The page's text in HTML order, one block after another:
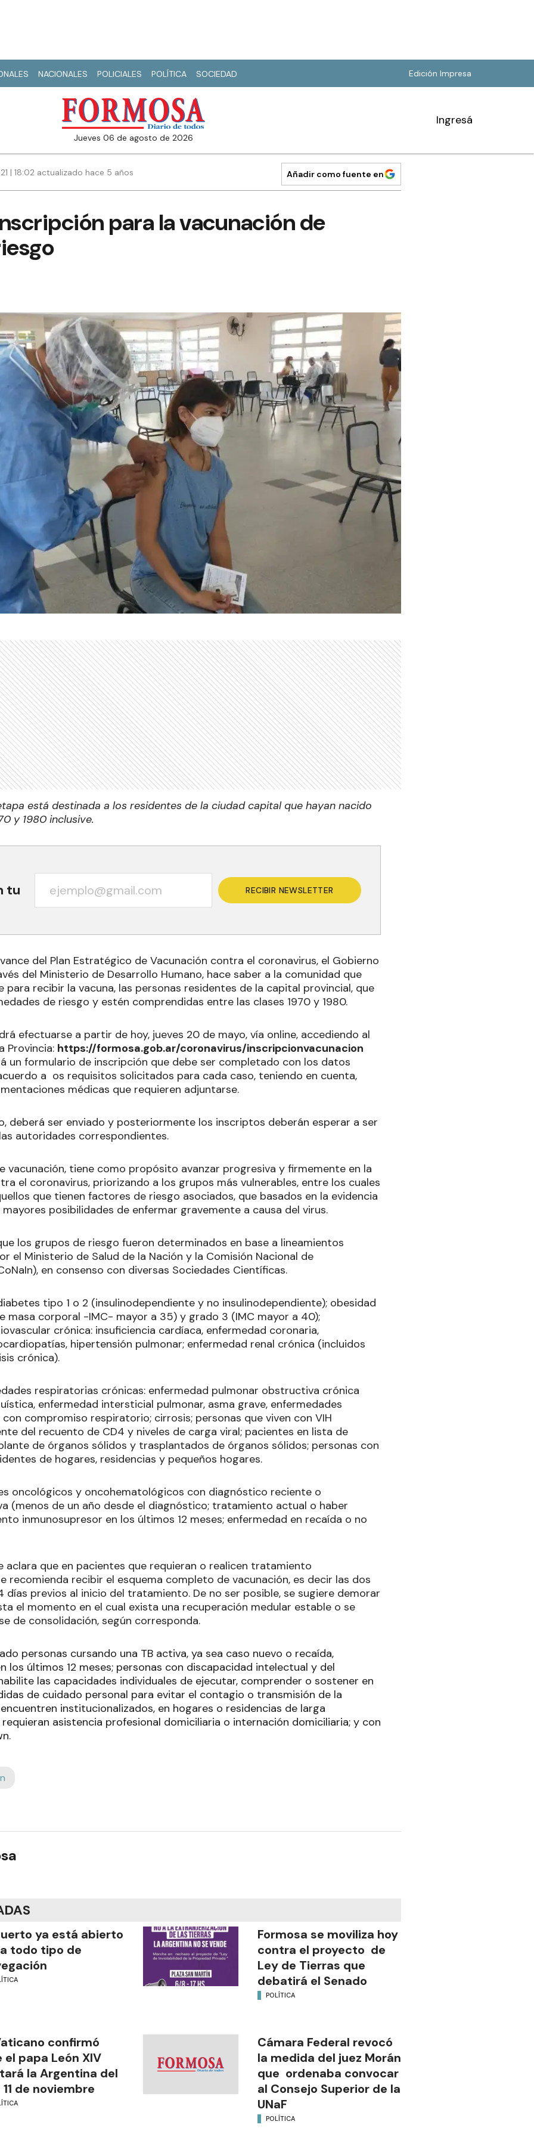
NACIONALES POLICIALES POLÍTICA SOCIEDAD Edición Impresa
jueves 06 de agosto de 2026
Ingresá
| 18:02 actualizado hace 5 años Añadir como fuente en
para la vacunación de
está destinada a los residentes de la ciudad capital que hayan nacido
y 1980 inclusive.
tu RECIBIR NEWSLETTER
del Plan Estratégico de Vacunación contra el coronavirus, el Gobierno
del Ministerio de Desarrollo Humano, hace saber a la comunidad que
para recibir la vacuna, las personas residentes de la capital provincial, que
de riesgo y estén comprendidas entre las clases 1970 y 1980.
efectuarse a partir de hoy, jueves 20 de mayo, vía online, accediendo al
Provincia: https://formosa.gob.ar/coronavirus/inscripcionvacunacion
un formulario de inscripción que debe ser completado con los datos
a os requisitos solicitados para cada caso, teniendo en cuenta,
médicas que requieren adjuntarse.
deberá ser enviado y posteriormente los inscriptos deberán esperar a ser
autoridades correspondientes.
vacunación, tiene como propósito avanzar progresiva y firmemente en la
el coronavirus, priorizando a los grupos más vulnerables, entre los cuales
que tienen factores de riesgo asociados, que basados en la evidencia
posibilidades de enfermar gravemente a causa del virus.
los grupos de riesgo fueron determinados en base a lineamientos
el Ministerio de Salud de la Nación y la Comisión Nacional de
en consenso con diversas Sociedades Científicas.
tipo 1 o 2 (insulinodependiente y no insulinodependiente); obesidad
masa corporal -IMC- mayor a 35) y grado 3 (IMC mayor a 40);
crónica: insuficiencia cardíaca, enfermedad coronaria,
hipertensión pulmonar; enfermedad renal crónica (incluidos
crónica).
respiratorias crónicas: enfermedad pulmonar obstructiva crónica
enfermedad intersticial pulmonar, asma grave, enfermedades
compromiso respiratorio; cirrosis; personas que viven con VIH
del recuento de CD4 y niveles de carga viral; pacientes en lista de
de órganos sólidos y trasplantados de órganos sólidos; personas con
de hogares, residencias y pequeños hogares.
oncológicos y oncohematológicos con diagnóstico reciente o
(menos de un año desde el diagnóstico; tratamiento actual o haber
inmunosupresor en los últimos 12 meses; enfermedad en recaída o no
aclara que en pacientes que requieran o realicen tratamiento
recomienda recibir el esquema completo de vacunación, es decir las dos
días previos al inicio del tratamiento. De no ser posible, se sugiere demorar
el momento en el cual exista una recuperación medular estable o se
de consolidación, según corresponda.
personas cursando una TB activa, ya sea caso nuevo o recaída,
los últimos 12 meses; personas con discapacidad intelectual y del
las capacidades individuales de ejecutar, comprender o sostener en
de cuidado personal para evitar el contagio o transmisión de la
institucionalizados, en hogares o residencias de larga
asistencia profesional domiciliaria o internación domiciliaria; y con
ya está abierto
todo tipo de
Formosa se moviliza hoy
contra el proyecto de
Ley de Tierras que
debatirá el Senado
POLÍTICA
confirmó
el papa León XIV
la Argentina del
11 de noviembre
Cámara Federal revocó
la medida del juez Morán
que ordenaba convocar
al Consejo Superior de la
UNaF
POLÍTICA